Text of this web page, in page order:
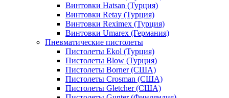
Винтовки Hatsan (Турция)
Винтовки Retay (Турция)
Винтовки Reximex (Турция)
Винтовки Umarex (Германия)
Пневматические пистолеты
Пистолеты Ekol (Турция)
Пистолеты Blow (Турция)
Пистолеты Borner (США)
Пистолеты Crosman (США)
Пистолеты Gletcher (США)